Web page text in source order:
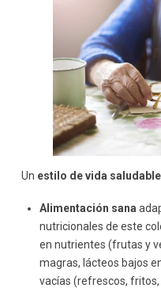
Un estilo de vida saludable
Alimentación sana
nutricionales de este
en nutrientes (frutas y
magras, lácteos bajos
vacías (refrescos,